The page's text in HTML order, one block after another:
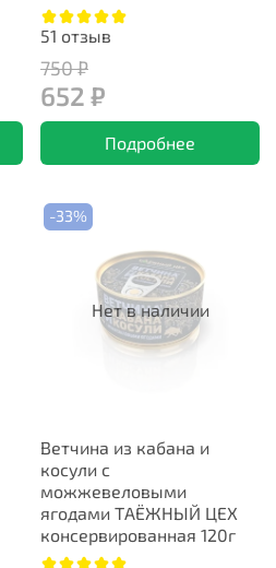
51 отзыв
750 ₽
652 ₽
Подробнее
Нет в наличии
-33%
Ветчина из кабана и
косули с
можжевеловыми
ягодами ТАЁЖНЫЙ ЦЕХ
консервированная 120г